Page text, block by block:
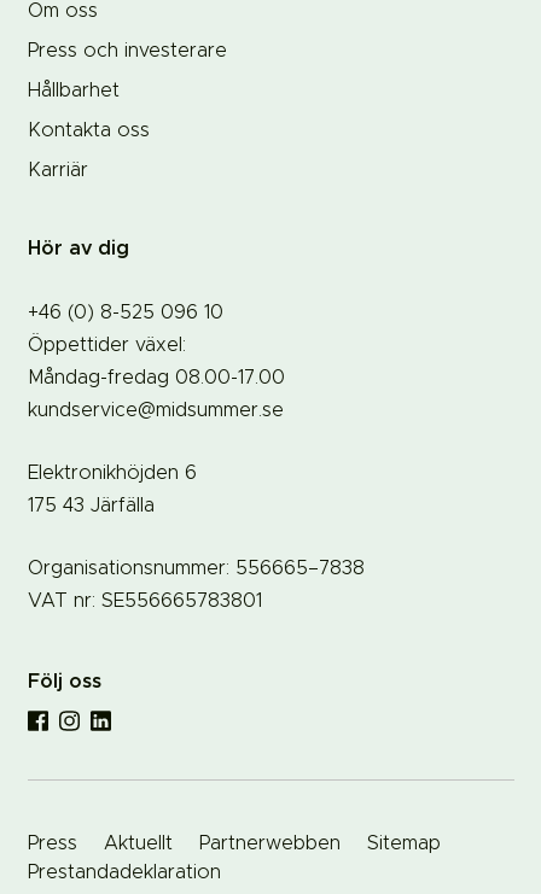
Om oss
Press och investerare
Hållbarhet
Kontakta oss
Karriär
Hör av dig
+46 (0) 8-525 096 10
Öppettider växel:
Måndag-fredag 08.00-17.00
kundservice@midsummer.se
Elektronikhöjden 6
175 43 Järfälla
Organisationsnummer: 556665–7838
VAT nr: SE556665783801
Följ oss
Press Aktuellt Partnerwebben
Sitemap
Prestandadeklaration